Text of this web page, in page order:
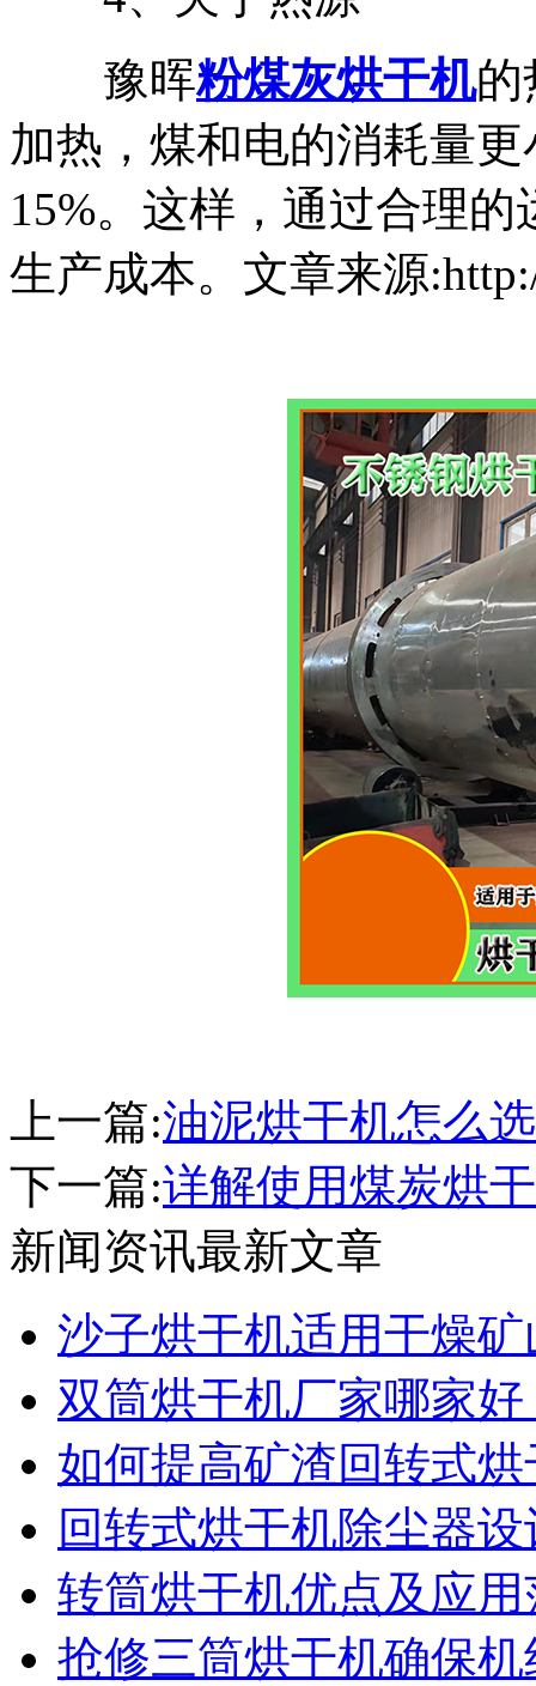
豫晖粉煤灰烘干机的
加热，煤和电的消耗量
15%。这样，通过合理
生产成本。文章来源
上一篇:油泥烘干机怎么
下一篇:详解使用煤炭烘
新闻资讯最新文章
沙子烘干机适用干燥
双筒烘干机厂家哪家好
如何提高矿渣回转式
回转式烘干机除尘器
转筒烘干机优点及应用
抢修三筒烘干机确保